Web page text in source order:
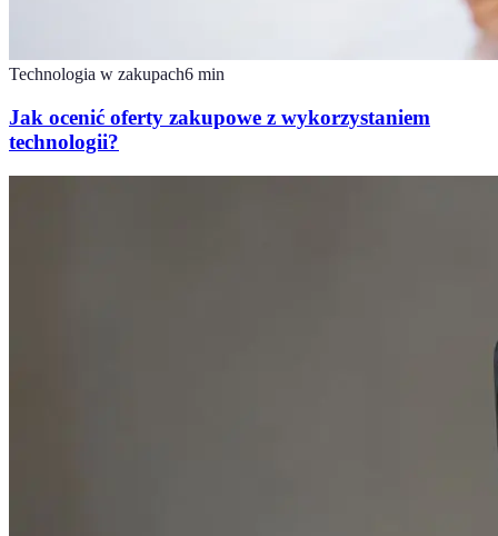
Technologia w zakupach6 min
Jak ocenić oferty zakupowe z wykorzystaniem
technologii?